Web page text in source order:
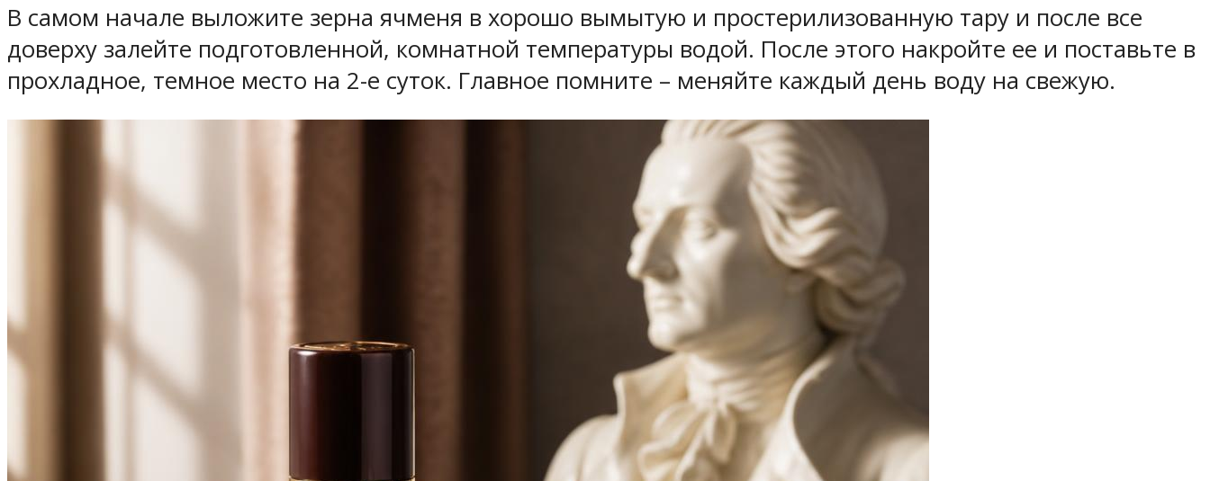
В самом начале выложите зерна ячменя в хорошо вымытую и простерилизованную тару и после все
доверху залейте подготовленной, комнатной температуры водой. После этого накройте ее и поставьте в
прохладное, темное место на 2-е суток. Главное помните – меняйте каждый день воду на свежую.